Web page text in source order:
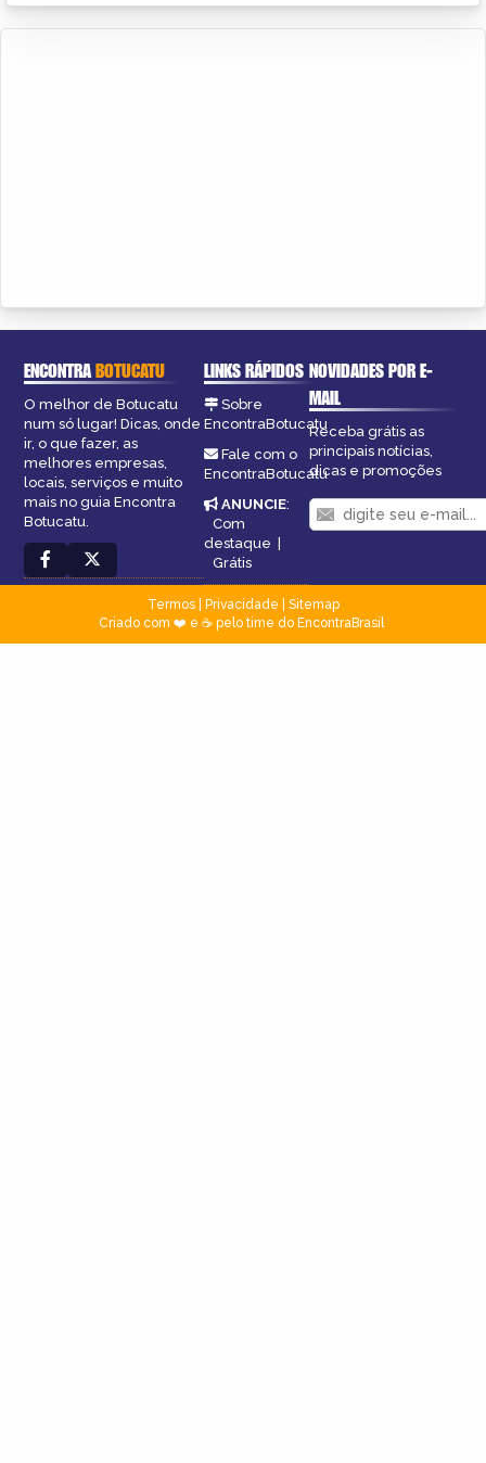
ENCONTRABOTUCATU
O melhor de Botucatu
num só lugar! Dicas, onde
ir, o que fazer, as
melhores empresas,
locais, serviços e muito
mais no guia Encontra
Botucatu.
LINKS RÁPIDOS
Sobre
EncontraBotucatu
Fale com o
EncontraBotucatu
ANUNCIE:
Com
destaque |
Grátis
NOVIDADES POR E-
MAIL
Receba grátis as
principais notícias,
dicas e promoções
Termos| Privacidade
Sitemap
Criado com ❤️ e ☕ pelo time do EncontraBrasil